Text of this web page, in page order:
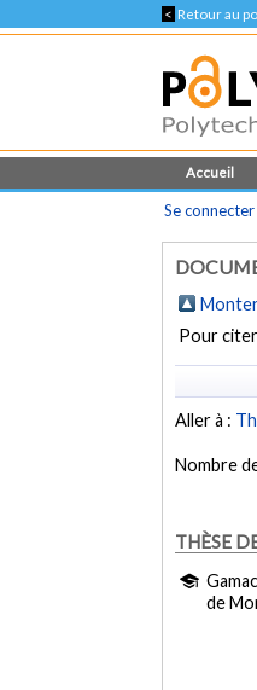
< Retour au
Accueil
Se connecter
Pour
Aller à :
Nombre
THÈSE
de